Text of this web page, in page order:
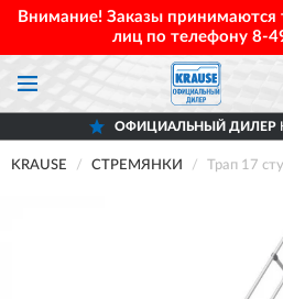
Внимание! Заказы принимаются
лиц по телефону 8-
ОФИЦИАЛЬНЫЙ ДИЛЕР
KRAUSE СТРЕМЯНКИ Трап 17